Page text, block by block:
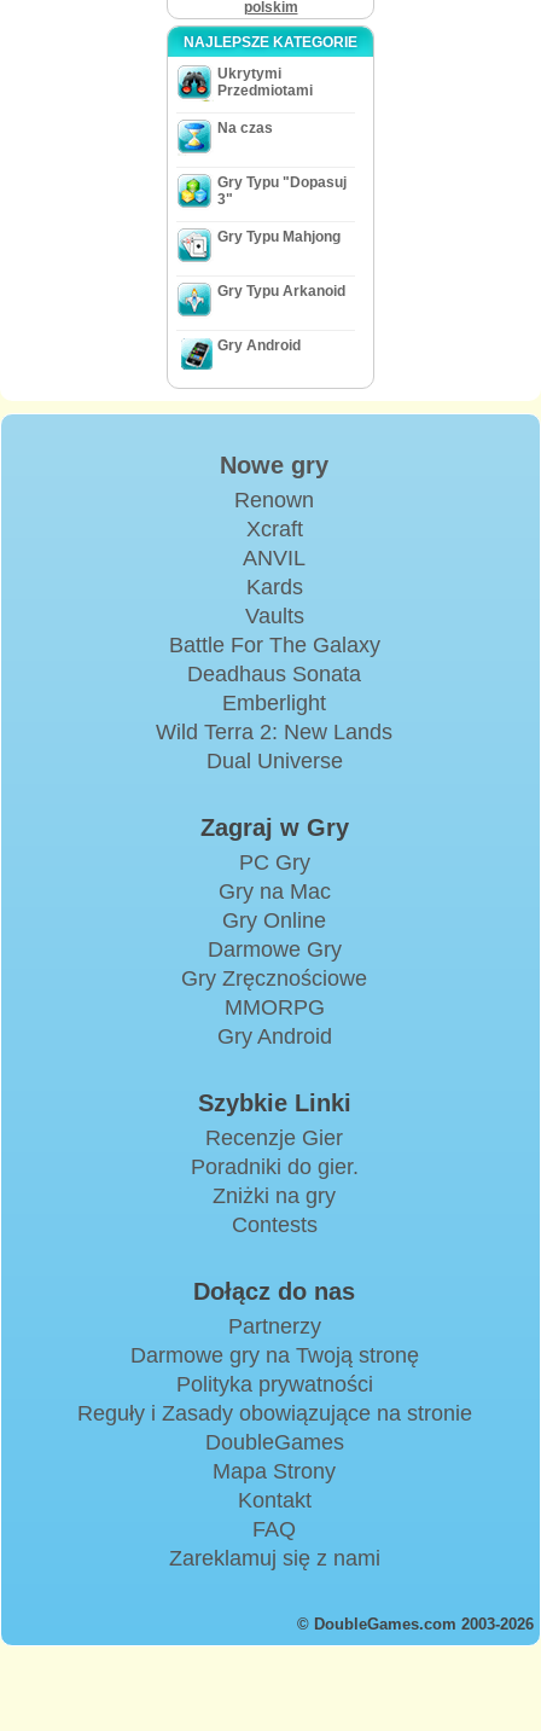
polskim
NAJLEPSZE KATEGORIE
Ukrytymi
Przedmiotami
Na czas
Gry Typu "Dopasuj
3"
Gry Typu Mahjong
Gry Typu Arkanoid
Gry Android
Nowe gry
Renown
Xcraft
ANVIL
Kards
Vaults
Battle For The Galaxy
Deadhaus Sonata
Emberlight
Wild Terra 2: New Lands
Dual Universe
Zagraj w Gry
PC Gry
Gry na Mac
Gry Online
Darmowe Gry
Gry Zręcznościowe
MMORPG
Gry Android
Szybkie Linki
Recenzje Gier
Poradniki do gier.
Zniżki na gry
Contests
Dołącz do nas
Partnerzy
Darmowe gry na Twoją stronę
Polityka prywatności
Reguły i Zasady obowiązujące na stronie
DoubleGames
Mapa Strony
Kontakt
FAQ
Zareklamuj się z nami
© DoubleGames.com 2003-2026